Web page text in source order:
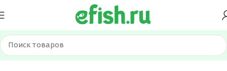
Главная Приманки Вибы